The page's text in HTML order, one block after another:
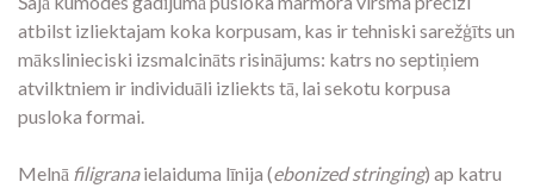
atbilst izliektajam koka korpusam, kas ir tehniski sarežģīts un
mākslinieciski izsmalcināts risinājums: katrs no septiņiem
atvilktniem ir individuāli izliekts tā, lai sekotu korpusa
pusloka formai.
Melnā filigranaielaiduma līnija (ebonized stringing) ap katru